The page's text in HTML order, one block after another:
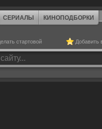
СЕРИАЛЫ КИНОПОДБОРКИ
стартовой Добавить